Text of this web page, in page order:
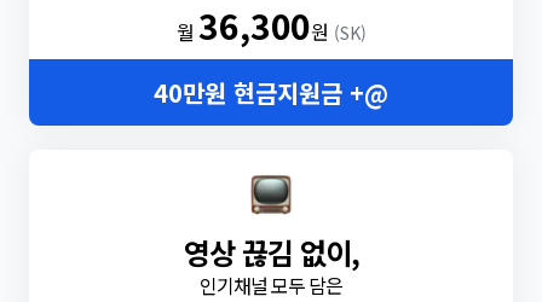
월36,300원 (SK)
40만원 현금지원금 +@
영상 끊김 없이,
인기채널 모두 담은